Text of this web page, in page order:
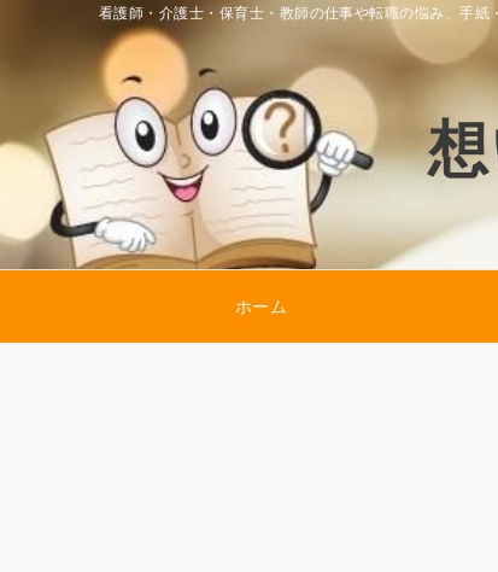
看護師・介護士・保育士・教師の仕事や転職の悩み、手紙
ホーム